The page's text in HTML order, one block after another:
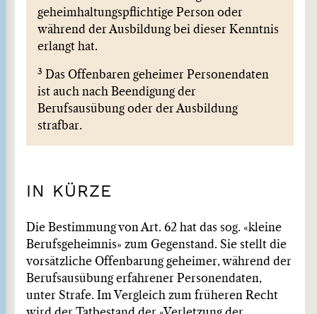
geheimhaltungspflichtige Person oder
während der Ausbildung bei dieser Kenntnis
erlangt hat.
3
Das Offenbaren geheimer Personendaten
ist auch nach Beendigung der
Berufsausübung oder der Ausbildung
strafbar.
IN KÜRZE
Die Bestimmung von Art. 62 hat das sog. «kleine
Berufsgeheimnis» zum Gegenstand. Sie stellt die
vorsätzliche Offenbarung geheimer, während der
Berufsausübung erfahrener Personendaten,
unter Strafe. Im Vergleich zum früheren Recht